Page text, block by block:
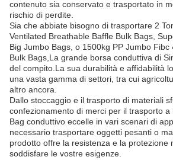
contenuto sia conservato e trasportato in
rischio di perdite.
Sia che abbiate bisogno di trasportare 2
Ventilated Breathable Baffle Bulk Bags,
Big Jumbo Bags, o 1500kg PP Jumbo Fibc
Bulk Bags,La grande borsa conduttiva di
del compito.La sua durabilità e affidabilità
una vasta gamma di settori, tra cui
altro ancora.
Dallo stoccaggio e il trasporto di materiali
confezionamento di merci per il trasporto a
Bag conduttivo eccelle in vari scenari di
necessario trasportare oggetti pesanti o
prodotto offre la resistenza e la protezione
soddisfare le vostre esigenze.